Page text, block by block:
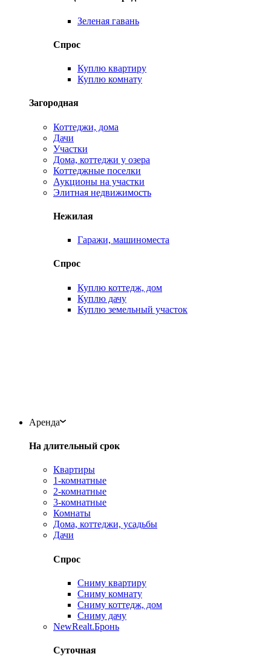
Зеленая гавань
Спрос
Куплю квартиру
Куплю комнату
Загородная
Коттеджи, дома
Дачи
Участки
Дома, коттеджи у озера
Коттеджные поселки
Аукционы на участки
Элитная недвижимость
Нежилая
Гаражи, машиноместа
Спрос
Куплю коттедж, дом
Куплю дачу
Куплю земельный участок
Аренда
На длительный срок
Квартиры
1-комнатные
2-комнатные
3-комнатные
Комнаты
Дома, коттеджи, усадьбы
Дачи
Спрос
Сниму квартиру
Сниму комнату
Сниму коттедж, дом
Сниму дачу
NewRealt.Бронь
Суточная